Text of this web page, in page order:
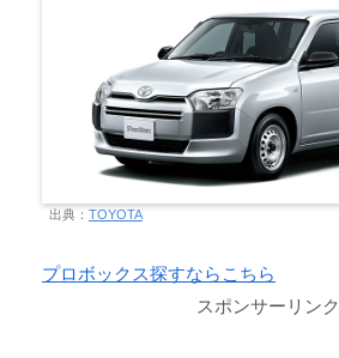
出典： TOYOTA
プロボックス探すならこちら
スポンサーリンク